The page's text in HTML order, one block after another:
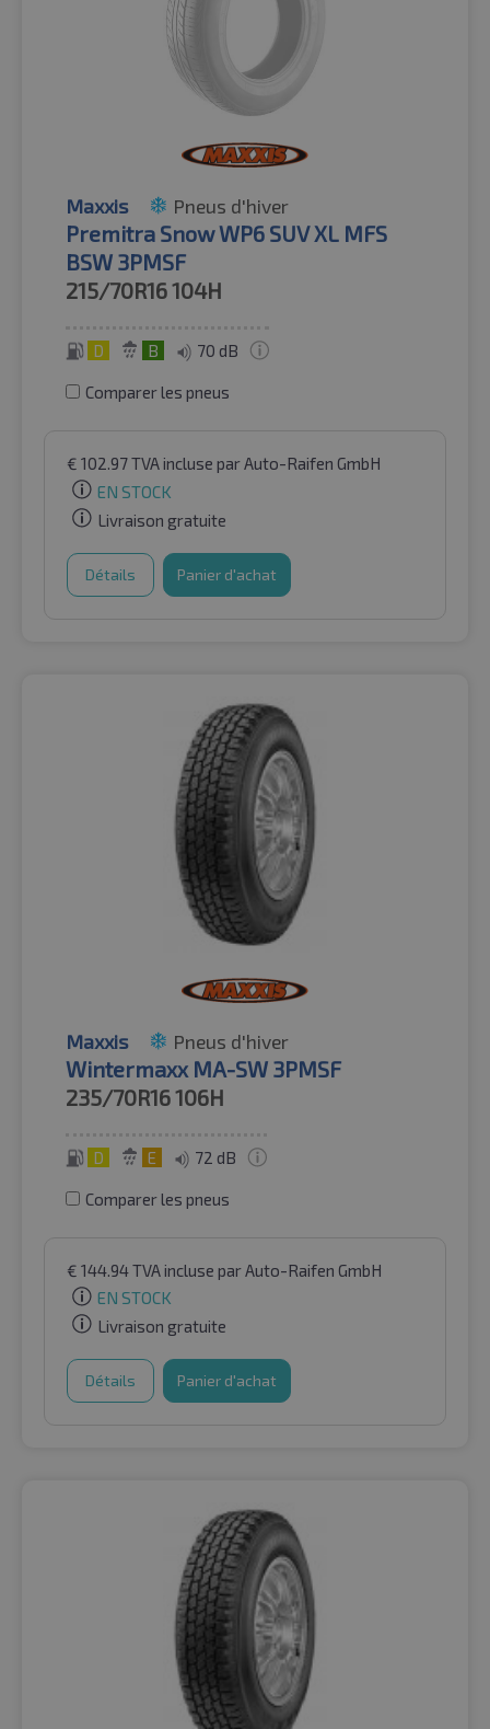
Maxxis Pneus d'hiver
Premitra Snow WP6 SUV XL MFS
BSW 3PMSF
215/70R16104H
D B 70 dB
Comparer les pneus
€ 102.97TVA incluse par Auto-Raifen GmbH
EN STOCK
Livraison gratuite
Détails Panier d'achat
Maxxis Pneus d'hiver
Wintermaxx MA-SW 3PMSF
235/70R16106H
D E 72 dB
Comparer les pneus
€ 144.94TVA incluse par Auto-Raifen GmbH
EN STOCK
Livraison gratuite
Détails Panier d'achat